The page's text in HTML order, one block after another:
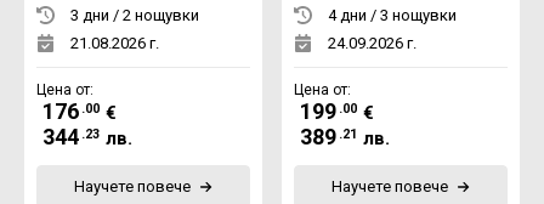
3 дни / 2 нощувки
21.08.2026 г.
Цена от:
176 .00 €
344 .23 лв.
Научете повече
4 дни / 3 нощувки
24.09.2026 г.
Цена от:
199 .00 €
389 .21 лв.
Научете повече